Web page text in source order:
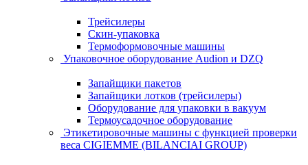
Трейсилеры
Скин-упаковка
Термоформовочные машины
Упаковочное оборудование Audion и DZQ
Запайщики пакетов
Запайщики лотков (трейсилеры)
Оборудование для упаковки в вакуум
Термоусадочное оборудование
Этикетировочные машины с функцией проверки
веса CIGIEMME (BILANCIAI GROUP)